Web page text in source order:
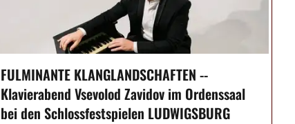
FULMINANTE KLANGLANDSCHAFTEN --
Klavierabend Vsevolod Zavidov im Ordenssaal
bei den Schlossfestspielen LUDWIGSBURG